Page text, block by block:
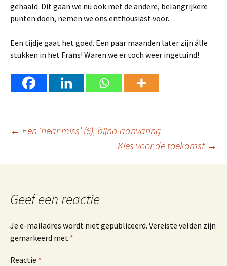
gehaald. Dit gaan we nu ook met de andere, belangrijkere
punten doen, nemen we ons enthousiast voor.
Een tijdje gaat het goed. Een paar maanden later zijn álle
stukken in het Frans! Waren we er toch weer ingetuind!
Berichtnavigatie
← Een ‘near miss’ (6), bijna aanvaring
Kies voor de toekomst →
Geef een reactie
Je e-mailadres wordt niet gepubliceerd. Vereiste velden zijn
gemarkeerd met *
Reactie *